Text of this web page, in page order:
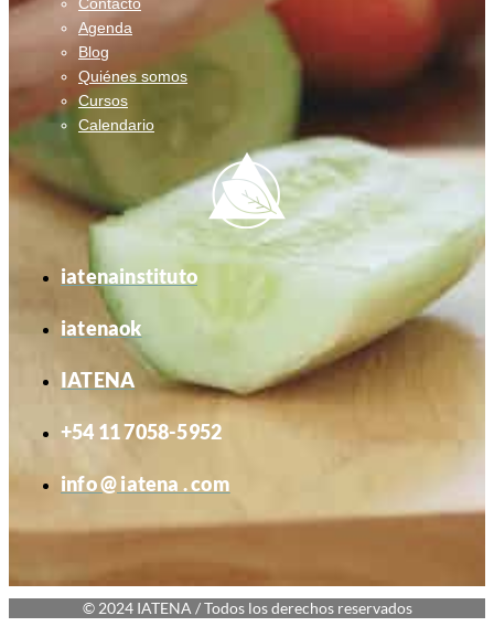
Contacto
Agenda
Blog
Quiénes somos
Cursos
Calendario
iatenainstituto
iatenaok
IATENA
+54 11 7058-5952
info @ iatena . com
© 2024 IATENA / Todos los derechos reservados